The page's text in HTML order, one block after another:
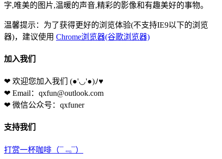
字,唯美的图片,温暖的声音,精彩的影像和有趣美好的事物。
温馨提示：为了获得更好的浏览体验(不支持IE9以下的浏览
器)，建议使用 Chrome浏览器(谷歌浏览器)
加入我们
❤ 欢迎您加入我们 (●'◡'●)ﾉ♥
❤ Email：qxfun@outlook.com
❤ 微信公众号：qxfuner
支持我们
打赏一杯咖啡 （¯﹃¯）